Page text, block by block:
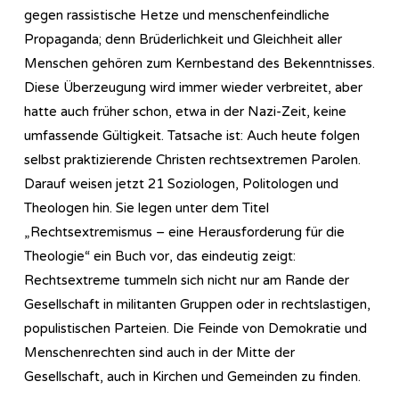
gegen rassistische Hetze und menschenfeindliche
Propaganda; denn Brüderlichkeit und Gleichheit aller
Menschen gehören zum Kernbestand des Bekenntnisses.
Diese Überzeugung wird immer wieder verbreitet, aber
hatte auch früher schon, etwa in der Nazi-Zeit, keine
umfassende Gültigkeit. Tatsache ist: Auch heute folgen
selbst praktizierende Christen rechtsextremen Parolen.
Darauf weisen jetzt 21 Soziologen, Politologen und
Theologen hin. Sie legen unter dem Titel
„Rechtsextremismus – eine Herausforderung für die
Theologie“ ein Buch vor, das eindeutig zeigt:
Rechtsextreme tummeln sich nicht nur am Rande der
Gesellschaft in militanten Gruppen oder in rechtslastigen,
populistischen Parteien. Die Feinde von Demokratie und
Menschenrechten sind auch in der Mitte der
Gesellschaft, auch in Kirchen und Gemeinden zu finden.